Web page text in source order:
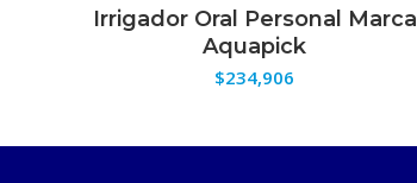
SELECCIONAR OPCIONES
Irrigador Oral Personal Marca
Aquapick
$234,906